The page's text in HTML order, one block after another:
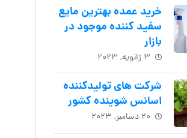
خرید عمده بهترین مایع
سفید کننده موجود در
بازار
۳ ژانویه, ۲۰۲۳
شرکت های تولیدکننده
اسانس شوینده کشور
۲۰ دسامبر, ۲۰۲۳